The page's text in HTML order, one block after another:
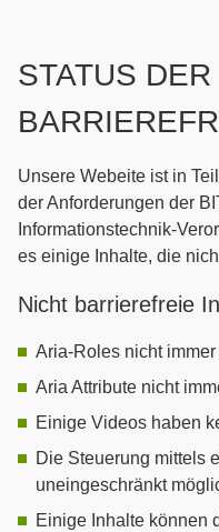
STATUS DER
Unsere Webeite ist in
der Anforderungen der
Informationstechnik-
es einige Inhalte, die
Nicht barrierefreie
Aria-Roles nicht
Aria Attribute nicht
Einige Videos haben
Die Steuerung mittels
uneingeschränkt
Einige Inhalte können